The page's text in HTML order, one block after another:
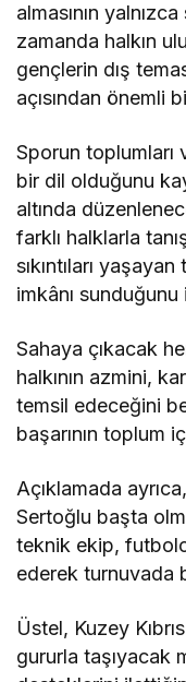
almasının
zamanda halkın
gençlerin dış
açısından önemli
Sporun toplumları
bir dil olduğunu
altında
farklı halklarla
sıkıntıları
imkânı
Sahaya çıkacak
halkının azmini,
temsil edeceğini
başarının toplum
Açıklamada
Sertoğlu başta
teknik ekip,
ederek turnuvada
Üstel, Kuzey
gururla taşıyacak